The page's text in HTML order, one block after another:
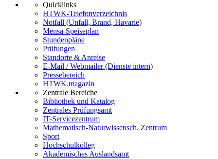
Quicklinks
HTWK-Telefonverzeichnis
Notfall (Unfall, Brand, Havarie)
Mensa-Speiseplan
Stundenpläne
Prüfungen
Standorte & Anreise
E-Mail / Webmailer (Dienste intern)
Pressebereich
HTWK.magazin
Zentrale Bereiche
Bibliothek und Katalog
Zentrales Prüfungsamt
IT-Servicezentrum
Mathematisch-Naturwissensch. Zentrum
Sport
Hochschulkolleg
Akademisches Auslandsamt